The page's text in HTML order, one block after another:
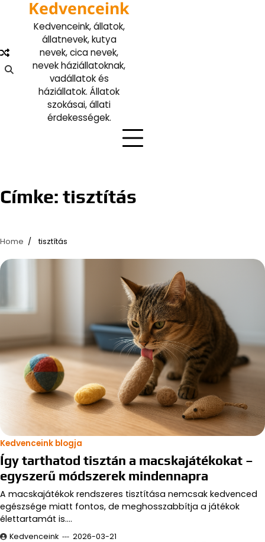
Kedvenceink
Kedvenceink, állatok,
állatnevek, kutya
nevek, cica nevek,
nevek háziállatoknak,
vadállatok és
háziállatok. Állatok
szokásai, állati
érdekességek.
Címke: tisztítás
Home tisztítás
Kedvenceink blogja
Így tarthatod tisztán a macskajátékokat –
egyszerű módszerek mindennapra
A macskajátékok rendszeres tisztítása nemcsak kedvenced
egészsége miatt fontos, de meghosszabbítja a játékok
élettartamát is.…
Kedvenceink
2026-03-21